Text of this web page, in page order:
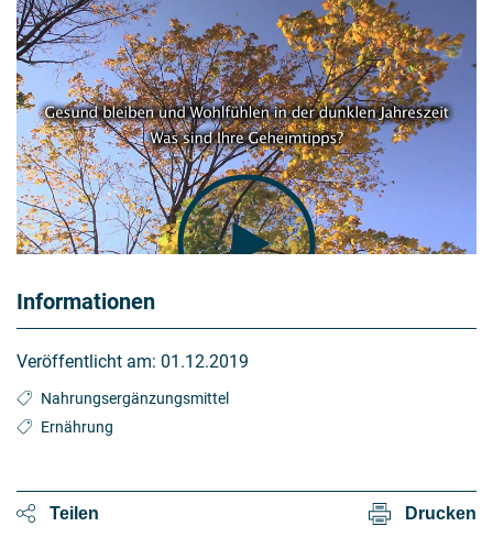
Informationen
Veröffentlicht am: 01.12.2019
Nahrungsergänzungsmittel
Ernährung
Teilen Drucken